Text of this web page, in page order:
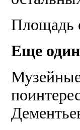
Пло­щадь
Еще